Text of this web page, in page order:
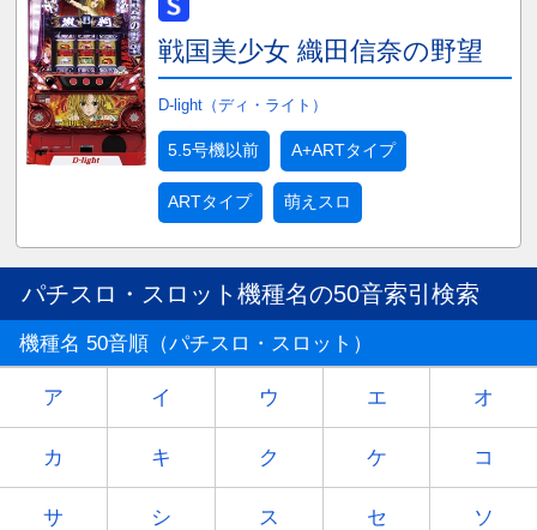
戦国美少女 織田信奈の野望
D-light（ディ・ライト）
5.5号機以前 A+ARTタイプ
ARTタイプ 萌えスロ
パチスロ・スロット機種名の50音索引検索
機種名 50音順（パチスロ・スロット）
ア イ ウ エ オ
カ キ ク ケ コ
サ シ ス セ ソ